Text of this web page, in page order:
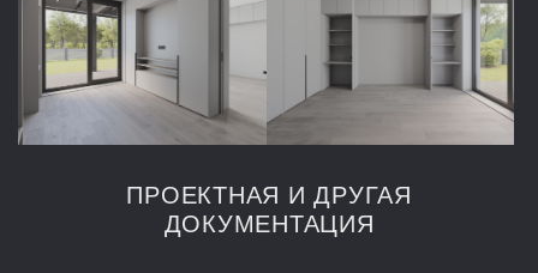
ПРОЕКТНАЯ И ДРУГАЯ
ДОКУМЕНТАЦИЯ